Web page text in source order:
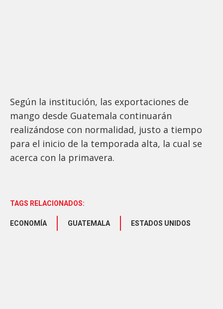
Según la institución, las exportaciones de
mango desde Guatemala continuarán
realizándose con normalidad, justo a tiempo
para el inicio de la temporada alta, la cual se
acerca con la primavera.
TAGS RELACIONADOS:
ECONOMÍA GUATEMALA ESTADOS UNIDOS